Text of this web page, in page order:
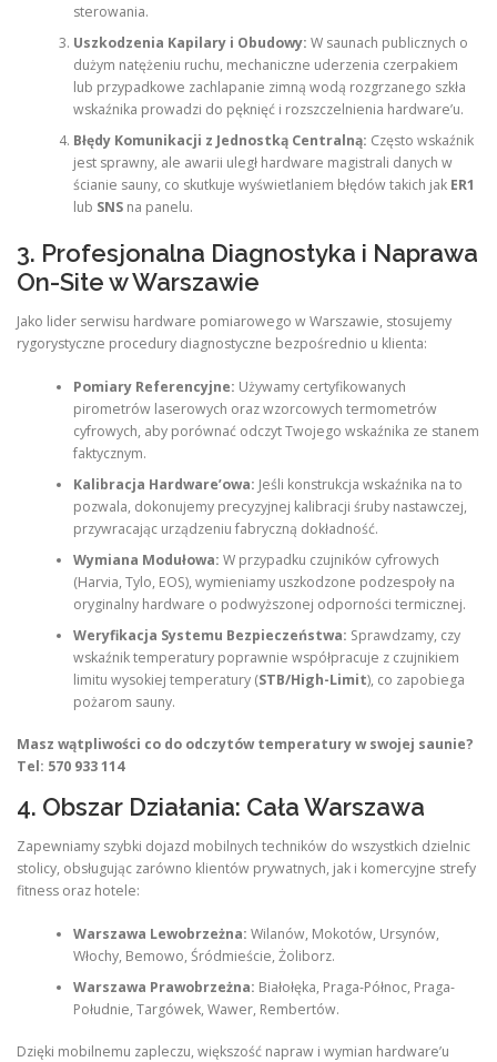
sterowania.
Uszkodzenia Kapilary i Obudowy: W saunach publicznych o
dużym natężeniu ruchu, mechaniczne uderzenia czerpakiem
lub przypadkowe zachlapanie zimną wodą rozgrzanego szkła
wskaźnika prowadzi do pęknięć i rozszczelnienia hardware’u.
Błędy Komunikacji z Jednostką Centralną: Często wskaźnik
jest sprawny, ale awarii uległ hardware magistrali danych w
ścianie sauny, co skutkuje wyświetlaniem błędów takich jak ER1
lub SNSna panelu.
3. Profesjonalna Diagnostyka i Naprawa
On-Site w Warszawie
Jako lider serwisu hardware pomiarowego w Warszawie, stosujemy
rygorystyczne procedury diagnostyczne bezpośrednio u klienta:
Pomiary Referencyjne: Używamy certyfikowanych
pirometrów laserowych oraz wzorcowych termometrów
cyfrowych, aby porównać odczyt Twojego wskaźnika ze stanem
faktycznym.
Kalibracja Hardware’owa: Jeśli konstrukcja wskaźnika na to
pozwala, dokonujemy precyzyjnej kalibracji śruby nastawczej,
przywracając urządzeniu fabryczną dokładność.
Wymiana Modułowa: W przypadku czujników cyfrowych
(Harvia, Tylo, EOS), wymieniamy uszkodzone podzespoły na
oryginalny hardware o podwyższonej odporności termicznej.
Weryfikacja Systemu Bezpieczeństwa: Sprawdzamy, czy
wskaźnik temperatury poprawnie współpracuje z czujnikiem
limitu wysokiej temperatury (STB/High-Limit), co zapobiega
pożarom sauny.
Masz wątpliwości co do odczytów temperatury w swojej saunie?
Tel: 570 933 114
4. Obszar Działania: Cała Warszawa
Zapewniamy szybki dojazd mobilnych techników do wszystkich dzielnic
stolicy, obsługując zarówno klientów prywatnych, jak i komercyjne strefy
fitness oraz hotele:
Warszawa Lewobrzeżna: Wilanów, Mokotów, Ursynów,
Włochy, Bemowo, Śródmieście, Żoliborz.
Warszawa Prawobrzeżna: Białołęka, Praga-Północ, Praga-
Południe, Targówek, Wawer, Rembertów.
Dzięki mobilnemu zapleczu, większość napraw i wymian hardware’u